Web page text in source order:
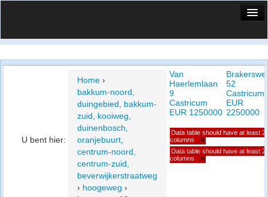
Vergelijk prijsposities - wijk
Privacy beleid
U bent hier:
Home ›
bakkum-noord,
duingebied, bakkum-
zuid, kooiweg,
duinenbosch,
oranjebuurt,
centrum-noord,
centrum-zuid,
beverwijkerstraatweg
› hoogeweg ›
Van
Haerlemlaan
9
Castricum
EUR 1250000
52
Castricum
EUR
2250000
Data table should have at least 2
columns
×
Data table should have at least 2
columns
×